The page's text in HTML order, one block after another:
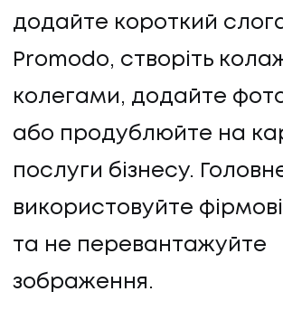
додайте короткий
Promodo, створіть
колегами, додайте
або продублюйте на
послуги бізнесу.
використовуйте
та не перевантажуйте
зображення.